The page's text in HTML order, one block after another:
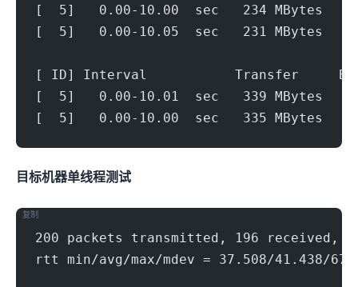
[  5]   0.00-10.00  sec   234 MBytes
[  5]   0.00-10.05  sec   231 MBytes
[ ID] Interval           Transfer
[  5]   0.00-10.01  sec   339 MBytes
[  5]   0.00-10.00  sec   335 MBytes
目标机器 IPERF3单线程测试
200 packets transmitted, 196 received,
rtt min/avg/max/mdev = 37.508/41.438/
复制